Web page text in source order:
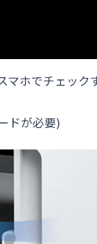
マホでチェック
ドが必要)